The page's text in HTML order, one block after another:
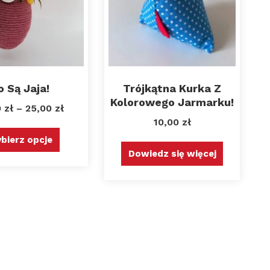
Są Jaja!
zł – 25,00 zł
opcje
Trójkątna Kurka Z
Kolorowego Jarmarku!
10,00 zł
Dowiedz się więcej